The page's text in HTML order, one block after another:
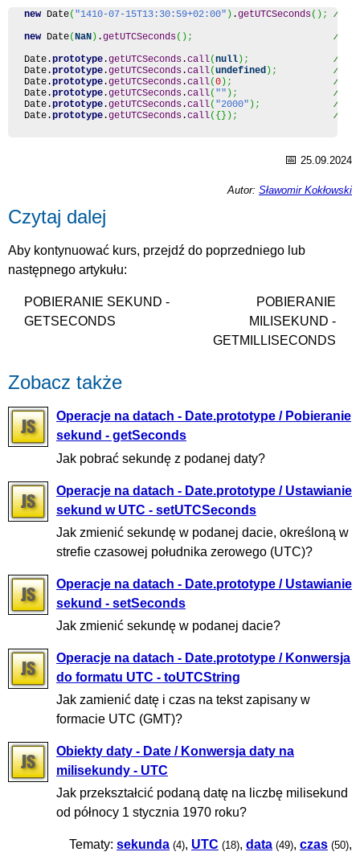
new Date( "1410-07-15T13:30:59+02:00" ) .getUTCSeconds( ) ;
//
new Date(NaN ) .getUTCSeconds( ) ;
//
Date .prototype .getUTCSeconds .call(null ) ;
//
Date .prototype .getUTCSeconds .call(undefined ) ;
//
Date .prototype .getUTCSeconds .call(0 ) ;
//
Date .prototype .getUTCSeconds .call( "" ) ;
//
Date .prototype .getUTCSeconds .call( "2000" ) ;
//
Date .prototype .getUTCSeconds .call( { } ) ; //
📅 25.09.2024
Autor: Sławomir Kokłowski
Czytaj dalej
Aby kontynuować kurs, przejdź do poprzedniego lub
następnego artykułu:
POBIERANIE SEKUND -
GETSECONDS
POBIERANIE
MILISEKUND -
GETMILLISECONDS
Zobacz także
Operacje na datach - Date.prototype / Pobieranie
sekund - getSeconds
Jak pobrać sekundę z podanej daty?
Operacje na datach - Date.prototype / Ustawianie
sekund w UTC - setUTCSeconds
Jak zmienić sekundę w podanej dacie, określoną w
strefie czasowej południka zerowego (UTC)?
Operacje na datach - Date.prototype / Ustawianie
sekund - setSeconds
Jak zmienić sekundę w podanej dacie?
Operacje na datach - Date.prototype / Konwersja
do formatu UTC - toUTCString
Jak zamienić datę i czas na tekst zapisany w
formacie UTC (GMT)?
Obiekty daty - Date / Konwersja daty na
milisekundy - UTC
Jak przekształcić podaną datę na liczbę milisekund
od północy 1 stycznia 1970 roku?
Tematy: sekunda (4), UTC (18), data (49), czas (50),